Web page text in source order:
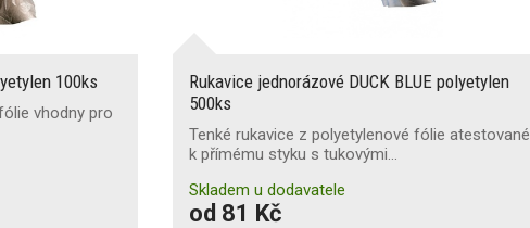
100ks
vhodny pro
Rukavice jednorázové DUCK BLUE polyetylen
500ks
Tenké rukavice z polyetylenové fólie atestované
k přímému styku s tukovými…
Skladem u dodavatele
od 81 Kč